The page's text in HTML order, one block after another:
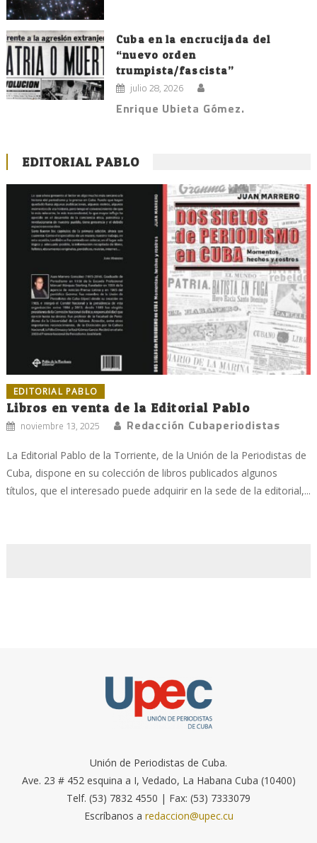
Cuba en la encrucijada del
“nuevo orden
trumpista/fascista”
julio 28, 2026
Enrique Ubieta Gómez.
EDITORIAL PABLO
EDITORIAL PABLO
Libros en venta de la Editorial Pablo
noviembre 13, 2025 Redacción Cubaperiodistas
La Editorial Pablo de la Torriente, de la Unión de la Periodistas de
Cuba, dispone en su colección de libros publicados algunos
títulos, que el interesado puede adquirir en la sede de la editorial,...
Unión de Periodistas de Cuba.
Ave. 23 # 452 esquina a I, Vedado, La Habana Cuba (10400)
Telf. (53) 7832 4550 | Fax: (53) 7333079
Escríbanos a redaccion@upec.cu